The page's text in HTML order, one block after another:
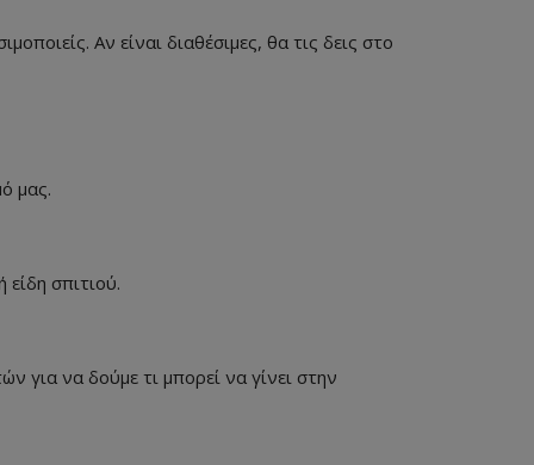
Αν είναι διαθέσιμες, θα τις δεις στο
μας.
σπιτιού.
για να δούμε τι μπορεί να γίνει στην